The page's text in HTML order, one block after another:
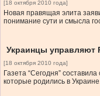
[18 октября 2010 года]
Новая правящая элита
понимание сути и смысла
Украинцы управляют
[18 октября 2010 года]
Газета “Сегодня”
которые родились в